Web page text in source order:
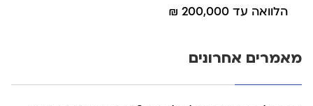
הלוואה עד 200,000 ₪
מאמרים אחרונים